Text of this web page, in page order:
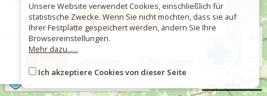
Als GPX herunterladen
Unsere Website verwendet Cookies, einschließlich für
statistische Zwecke. Wenn Sie nicht möchten, dass sie auf
Ihrer Festplatte gespeichert werden, ändern Sie Ihre
Browsereinstellungen.
Mehr dazu......
Ich akzeptiere Cookies von dieser Seite